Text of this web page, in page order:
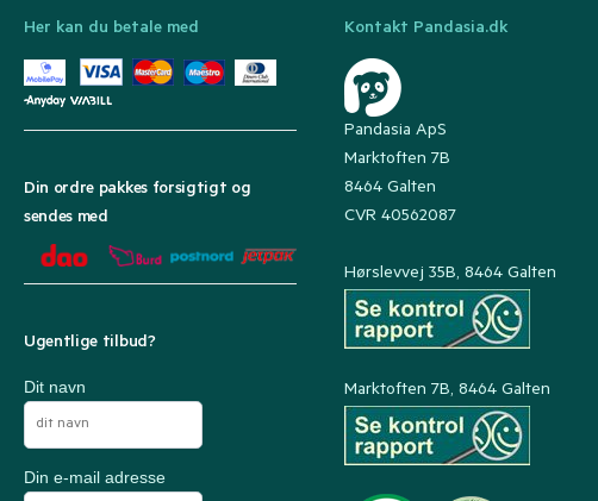
Her kan du betale med
Din ordre pakkes forsigtigt og
sendes med
Ugentlige tilbud?
Dit navn
Din e-mail adresse
Kontakt Pandasia.dk
Pandasia ApS
Marktoften 7B
8464 Galten
CVR 40562087
Hørslevvej 35B, 8464 Galten
Marktoften 7B, 8464 Galten